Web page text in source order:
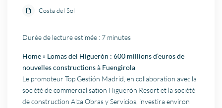
Costa del Sol
Durée de lecture estimée : 7 minutes
Home » Lomas del Higuerón : 600 millions d’euros de
nouvelles constructions à Fuengirola
Le promoteur Top Gestión Madrid, en collaboration avec la
société de commercialisation Higuerón Resort et la société
de construction Alza Obras y Servicios, investira environ